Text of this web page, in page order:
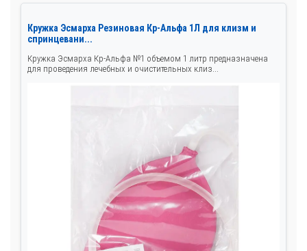
Кружка Эсмарха Резиновая Кр-Альфа 1Л для клизм и
спринцевани...
Кружка Эсмарха Кр-Альфа №1 объемом 1 литр предназначена
для проведения лечебных и очистительных клиз...